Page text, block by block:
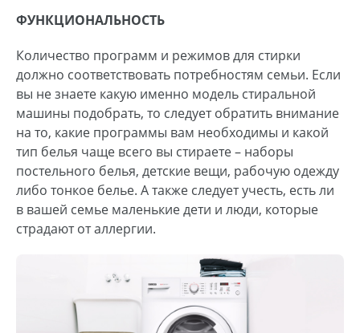
ФУНКЦИОНАЛЬНОСТЬ
Количество программ и режимов для стирки
должно соответствовать потребностям семьи. Если
вы не знаете какую именно модель стиральной
машины подобрать, то следует обратить внимание
на то, какие программы вам необходимы и какой
тип белья чаще всего вы стираете – наборы
постельного белья, детские вещи, рабочую одежду
либо тонкое белье. А также следует учесть, есть ли
в вашей семье маленькие дети и люди, которые
страдают от аллергии.